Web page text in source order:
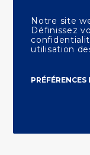
Notre site
Définissez
utilisation